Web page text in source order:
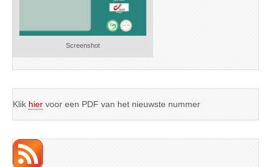
Screenshot
Klik hier voor een PDF van het nieuwste nummer